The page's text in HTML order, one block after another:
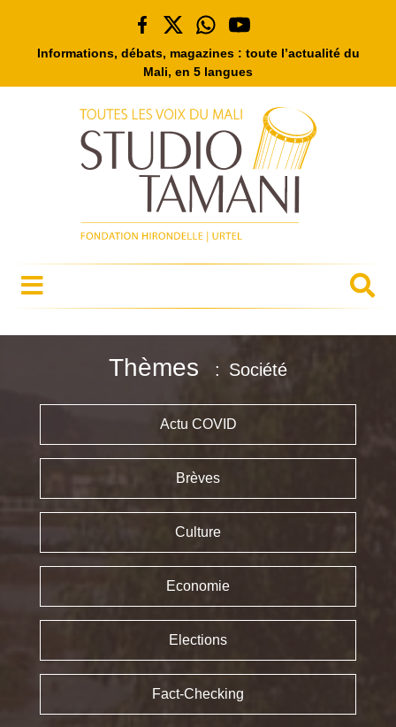
Informations, débats, magazines : toute l’actualité du
Mali, en 5 langues
Thèmes Société
Actu COVID
Brèves
Culture
Economie
Elections
Fact-Checking